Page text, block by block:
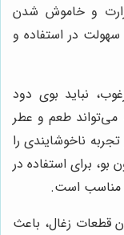
و خاموش شدن
در استفاده و
نباید بوی دود
می‌تواند طعم و عطر
ناخوشایندی را
برای استفاده در
مناسب است.
قطعات زغال، باعث